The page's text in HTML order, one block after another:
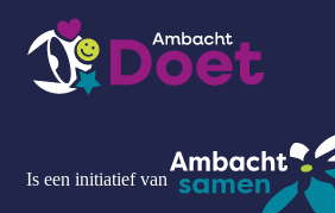
Is een initiatief van